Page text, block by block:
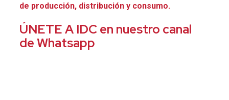
de producción, distribución y consumo.
ÚNETE A IDC en nuestro canal
de Whatsapp